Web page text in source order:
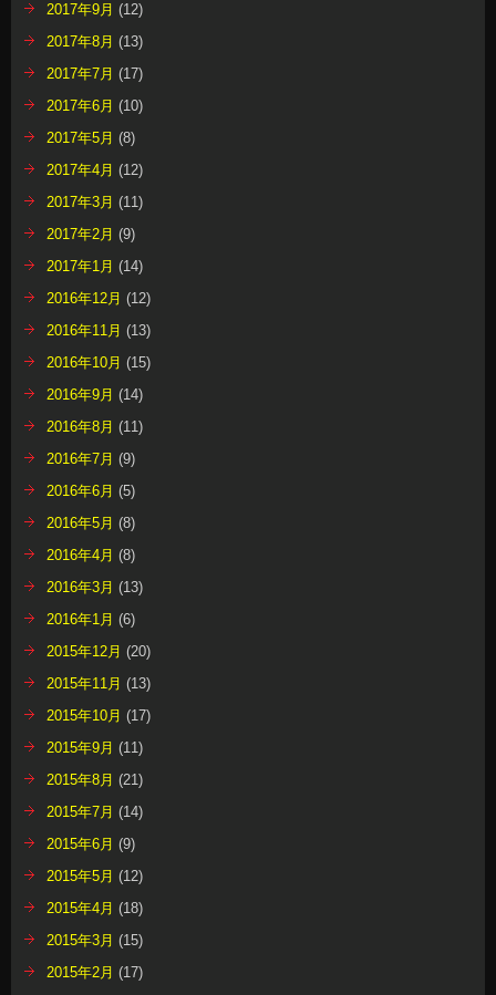
2017年9月 (12)
2017年8月 (13)
2017年7月 (17)
2017年6月 (10)
2017年5月 (8)
2017年4月 (12)
2017年3月 (11)
2017年2月 (9)
2017年1月 (14)
2016年12月 (12)
2016年11月 (13)
2016年10月 (15)
2016年9月 (14)
2016年8月 (11)
2016年7月 (9)
2016年6月 (5)
2016年5月 (8)
2016年4月 (8)
2016年3月 (13)
2016年1月 (6)
2015年12月 (20)
2015年11月 (13)
2015年10月 (17)
2015年9月 (11)
2015年8月 (21)
2015年7月 (14)
2015年6月 (9)
2015年5月 (12)
2015年4月 (18)
2015年3月 (15)
2015年2月 (17)